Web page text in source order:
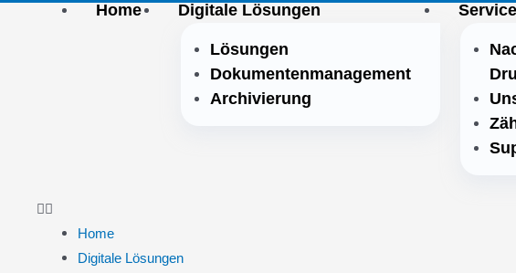
Home Digitale Lösungen
Lösungen
Dokumentenmanagement
Archivierung
Home
Digitale Lösungen